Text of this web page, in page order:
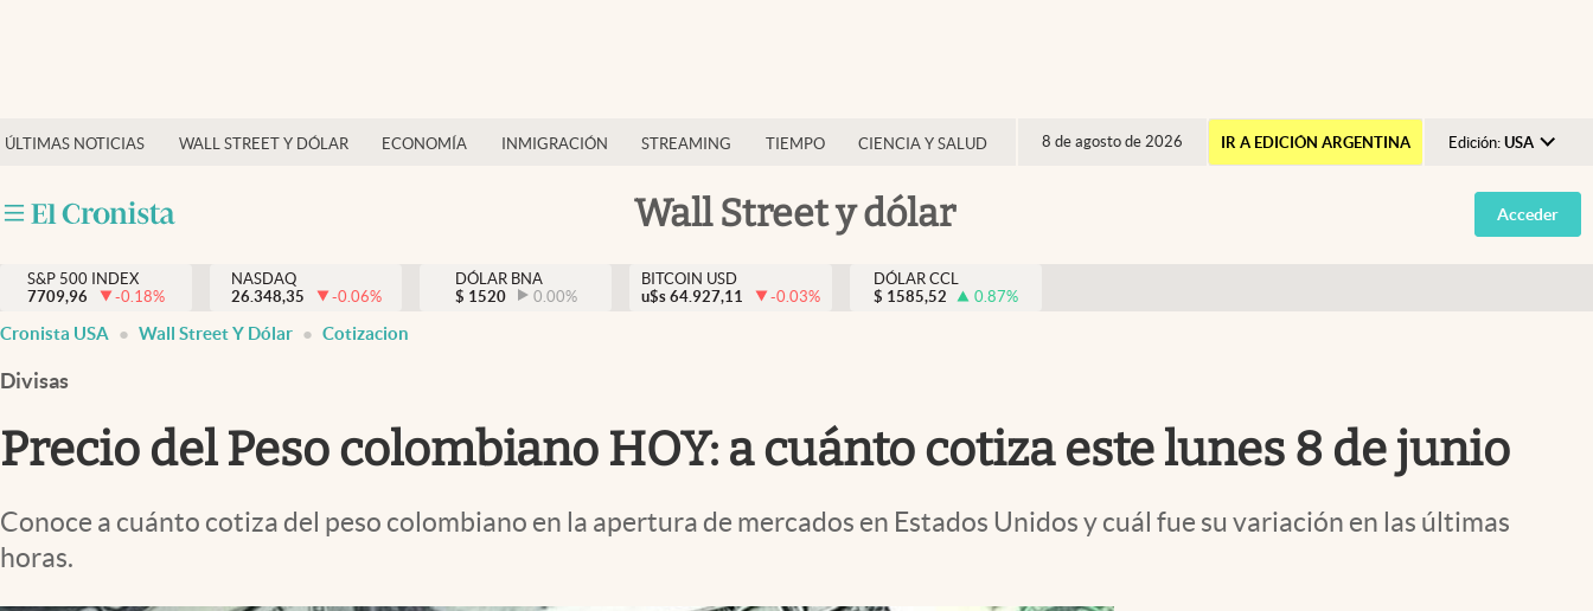
ÚLTIMAS NOTICIAS WALL STREET Y DÓLAR ECONOMÍA INMIGRACIÓN STREAMING TIEMPO CIENCIA Y SALUD 8 de agosto de 2026 IR A EDICIÓN ARGENTINA Edición: USA
Argentina
España
Wall Street y dólar
Finanzas y economía
Inmigración
Trending
Streaming
Lifestyle
Acceder
S&P 500 INDEX
7709,96
-0.18%
NASDAQ
26.348,35
-0.06%
DÓLAR BNA
$ 1520 0.00%
BITCOIN USD
u$s 64.927,11 -0.03%
DÓLAR CCL
$ 1585,52 0.87%
Cronista USA Wall Street Y Dólar Cotizacion
Divisas
Precio del Peso colombiano HOY: a cuánto cotiza este lunes 8 de junio
Conoce a cuánto cotiza del peso colombiano en la apertura de mercados en Estados Unidos y cuál fue su variación en las últimas
horas.